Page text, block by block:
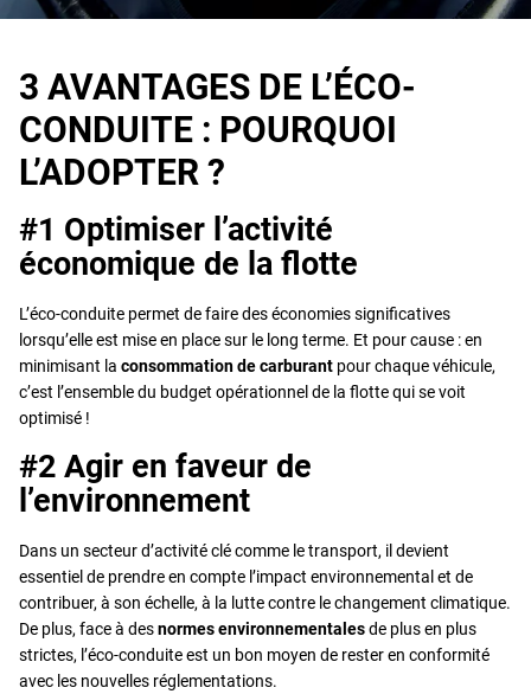
3 AVANTAGES DE L’ÉCO-
CONDUITE : POURQUOI
L’ADOPTER ?
#1 Optimiser l’activité
économique de la flotte
L’éco-conduite permet de faire des économies significatives
lorsqu’elle est mise en place sur le long terme. Et pour cause : en
minimisant la consommation de carburant pour chaque véhicule,
c’est l’ensemble du budget opérationnel de la flotte qui se voit
optimisé !
#2 Agir en faveur de
l’environnement
Dans un secteur d’activité clé comme le transport, il devient
essentiel de prendre en compte l’impact environnemental et de
contribuer, à son échelle, à la lutte contre le changement climatique.
De plus, face à desnormes environnementalesde plus en plus
strictes, l’éco-conduite est un bon moyen de rester en conformité
avec les nouvelles réglementations.